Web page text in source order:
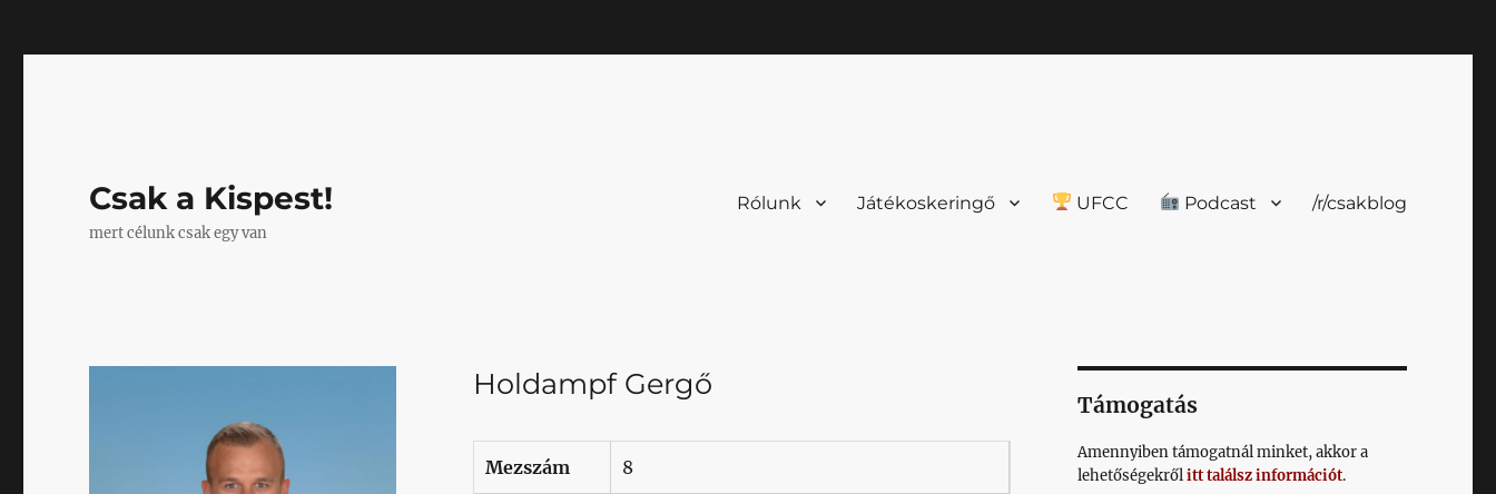
Csak a Kispest!
mert célunk csak egy van
Rólunk Játékoskeringő UFCC Podcast /r/csakblog
Holdampf Gergő
Mezszám 8
Támogatás
Amennyiben támogatnál minket, akkor a
lehetőségekrőlitt találsz információt.